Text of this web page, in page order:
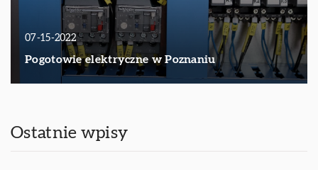
07-15-2022
Pogotowie elektryczne w Poznaniu
Ostatnie wpisy